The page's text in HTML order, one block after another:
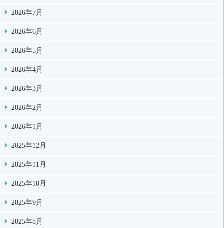
2026年7月
2026年6月
2026年5月
2026年4月
2026年3月
2026年2月
2026年1月
2025年12月
2025年11月
2025年10月
2025年9月
2025年8月